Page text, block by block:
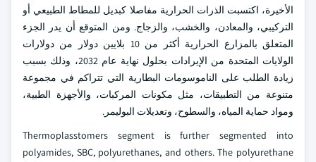
الأخيرة، اكتسبت الذرات الحرارية مفاصلا كبديل للمطاط الطبيعي أو
التركيبي، والمعادن، والخشب، والزجاج. ومن المتوقع أن يدر الجزء
المتعلق بالمزارع الحرارية أكثر من 10 بلايين دولار من دولارات
الولايات المتحدة من الإيرادات بحلول نهاية عام 2032، وذلك بسبب
زيادة الطلب على الناموسومات البطارية التي تتراكم في مجموعة
متنوعة من التطبيقات، مثل مكونات المركبات، والأجهزة الطبية،
ومواد حماية المياه، والسطوح، وتعديلات البوليمر.
Thermoplasstomers segment is further segmented into
polyamides, SBC, polyurethanes, and others. The polyurethane